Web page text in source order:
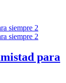
para